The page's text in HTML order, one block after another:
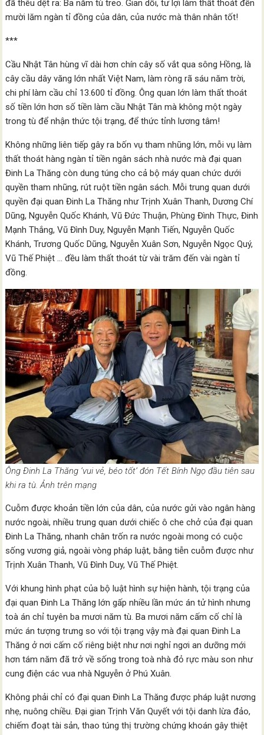
đã thêu dệt ra: Ba năm tù treo. Gian dối, tư lợi làm thất thoát đến
mười lăm ngàn tỉ đồng của dân, của nước mà thân nhân tốt!
***
Cầu Nhật Tân hùng vĩ dài hơn chín cây số vắt qua sông Hồng, là
cây cầu dây văng lớn nhất Việt Nam, làm ròng rã sáu năm trời,
chi phí làm cầu chỉ 13.600 tỉ đồng. Ông quan lớn làm thất thoát
số tiền lớn hơn số tiền làm cầu Nhật Tân mà không một ngày
trong tù để nhận thức tội trạng, để thức tỉnh lương tâm!
Không những liên tiếp gây ra bốn vụ tham nhũng lớn, mỗi vụ làm
thất thoát hàng ngàn tỉ tiền ngân sách nhà nước mà đại quan
Đinh La Thăng còn dung túng cho cả bộ máy quan chức dưới
quyền tham nhũng, rút ruột tiền ngân sách. Mỗi trung quan dưới
quyền đại quan Đinh La Thăng như Trịnh Xuân Thanh, Dương Chí
Dũng, Nguyễn Quốc Khánh, Vũ Đức Thuận, Phùng Đình Thực, Đinh
Mạnh Thắng, Vũ Đình Duy, Nguyễn Mạnh Tiến, Nguyễn Quốc
Khánh, Trương Quốc Dũng, Nguyễn Xuân Sơn, Nguyễn Ngọc Quý,
Vũ Thế Phiệt … đều làm thất thoát từ vài trăm đến vài ngàn tỉ
đồng.
Ông Đinh La Thăng ‘vui vẻ, béo tốt’ đón Tết Bính Ngọ đầu tiên sau
khi ra tù. Ảnh trên mạng
Cuỗm được khoản tiền lớn của dân, của nước gửi vào ngân hàng
nước ngoài, nhiều trung quan dưới chiếc ô che chở của đại quan
Đinh La Thăng, nhanh chân trốn ra nước ngoài mong có cuộc
sống vương giả, ngoài vòng pháp luật, bằng tiễn cuỗm được như
Trịnh Xuân Thanh, Vũ Đình Duy, Vũ Thế Phiệt.
Với khung hình phạt của bộ luật hình sự hiện hành, tội trạng của
đại quan Đinh La Thăng lớn gấp nhiều lần mức án tử hình nhưng
toà án chỉ tuyên ba mươi năm tù. Ba mươi năm cấm cố chỉ là
mức án tượng trưng so với tội trạng vậy mà đại quan Đinh La
Thăng ở nơi cấm cố riêng biệt như nơi nghỉ ngơi an dưỡng mới
hơn tám năm đã trở về sống trong toà nhà đỏ rực màu son như
cung điện các vua nhà Nguyễn ở Phú Xuân.
Không phải chỉ có đại quan Đinh La Thăng được pháp luật nương
nhẹ, nuông chiều. Đại gian Trịnh Văn Quyết với tội danh lừa đảo,
chiếm đoạt tài sản, thao túng thị trường chứng khoán gây thiệt